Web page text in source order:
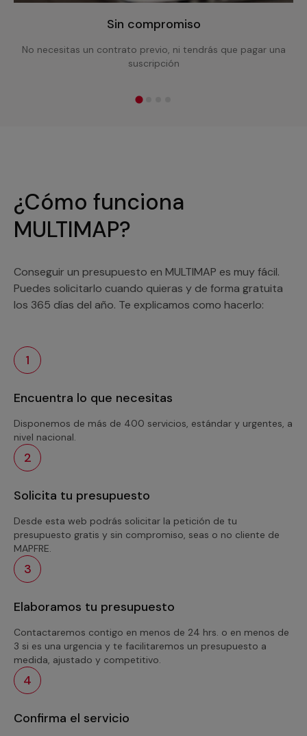
Sin compromiso
No necesitas un contrato previo, ni tendrás que pagar una
suscripción
¿Cómo funciona
MULTIMAP?
Conseguir un presupuesto en MULTIMAP es muy fácil.
Puedes solicitarlo cuando quieras y de forma gratuita
los 365 días del año. Te explicamos como hacerlo:
1
Encuentra lo que necesitas
Disponemos de más de 400 servicios, estándar y urgentes, a
nivel nacional.
2
Solicita tu presupuesto
Desde esta web podrás solicitar la petición de tu
presupuesto gratis y sin compromiso, seas o no cliente de
MAPFRE.
3
Elaboramos tu presupuesto
Contactaremos contigo en menos de 24 hrs. o en menos de
3 si es una urgencia y te facilitaremos un presupuesto a
medida, ajustado y competitivo.
4
Confirma el servicio